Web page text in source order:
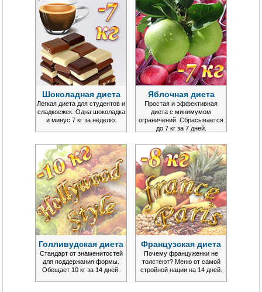
Шоколадная диета
Легкая диета для студентов и
сладкоежек. Одна шоколадка
и минус 7 кг за неделю.
Яблочная диета
Простая и эффективная
диета с минимумом
ограничений. Сбрасывается
до 7 кг за 7 дней.
Голливудская диета
Стандарт от знаменитостей
для поддержания формы.
Обещает 10 кг за 14 дней.
Французская диета
Почему француженки не
толстеют? Меню от самой
стройной нации на 14 дней.